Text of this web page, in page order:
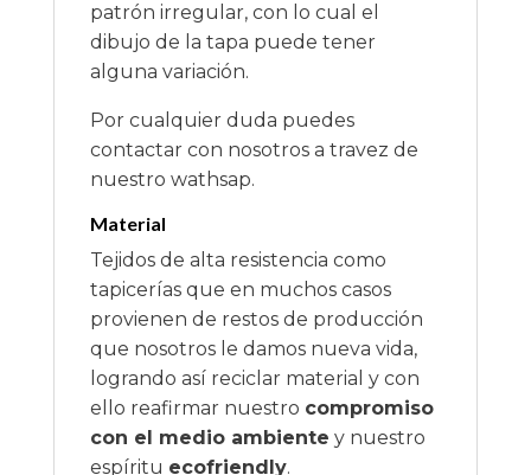
patrón irregular, con lo cual el
dibujo de la tapa puede tener
alguna variación.
Por cualquier duda puedes
contactar con nosotros a travez de
nuestro wathsap.
Material
Tejidos de alta resistencia como
tapicerías que en muchos casos
provienen de restos de producción
que nosotros le damos nueva vida,
logrando así reciclar material y con
ello reafirmar nuestro compromiso
con el medio ambiente y nuestro
espíritu ecofriendly.